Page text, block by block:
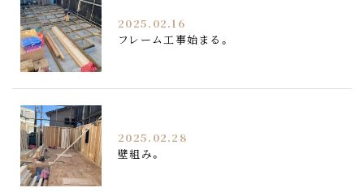
2025.02.16
フレーム工事始まる。
2025.02.28
壁組み。